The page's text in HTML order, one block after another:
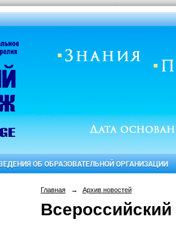
ОБ ОБРАЗОВАТЕЛЬНОЙ ОРГАНИЗАЦИИ
Главная → Архив новостей